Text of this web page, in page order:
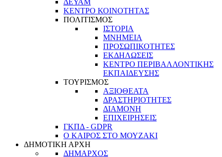
ΔΕΥΑΜ
ΚΕΝΤΡΟ ΚΟΙΝΟΤΗΤΑΣ
ΠΟΛΙΤΙΣΜΟΣ
ΙΣΤΟΡΙΑ
ΜΝΗΜΕΙΑ
ΠΡΟΣΩΠΙΚΟΤΗΤΕΣ
ΕΚΔΗΛΩΣΕΙΣ
ΚΕΝΤΡΟ ΠΕΡΙΒΑΛΛΟΝΤΙΚΗΣ
ΕΚΠΑΙΔΕΥΣΗΣ
ΤΟΥΡΙΣΜΟΣ
ΑΞΙΟΘΕΑΤΑ
ΔΡΑΣΤΗΡΙΟΤΗΤΕΣ
ΔΙΑΜΟΝΗ
ΕΠΙΧΕΙΡΗΣΕΙΣ
ΓΚΠΔ - GDPR
Ο ΚΑΙΡΟΣ ΣΤΟ ΜΟΥΖΑΚΙ
ΔΗΜΟΤΙΚΗ ΑΡΧΗ
ΔΗΜΑΡΧΟΣ